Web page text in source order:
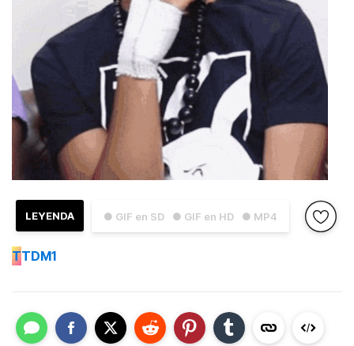
● GIF en SD ● GIF en HD ● MP4
LEYENDA
TTDM1